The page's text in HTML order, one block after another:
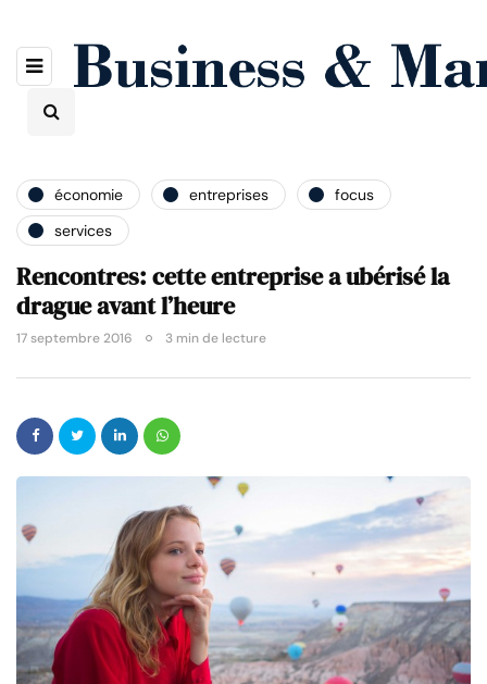
économie entreprises
focus
services
Rencontres: cette entreprise a ubérisé la
drague avant l’heure
17 septembre 2016 3 min de lecture